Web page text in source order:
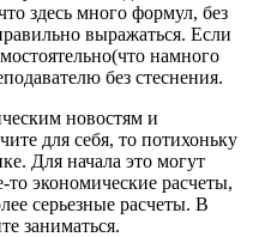
здесь много формул, без
выражаться. Если
намного
без стеснения.
новостям и
для себя, то потихоньку
Для начала это могут
то экономические расчеты,
серьезные расчеты. В
заниматься.